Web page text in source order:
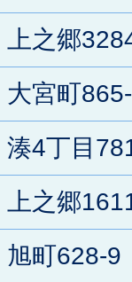
上之郷
大宮町
湊4丁目
上之郷
旭町628-9